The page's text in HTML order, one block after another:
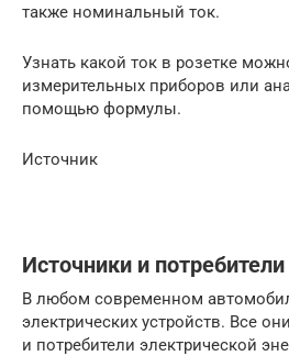
также номинальный ток.
Узнать какой ток в розетке
измерительных приборов или
помощью формулы.
Источник
Источники и
В любом современном
электрических устройств. Все
и потребители электрической